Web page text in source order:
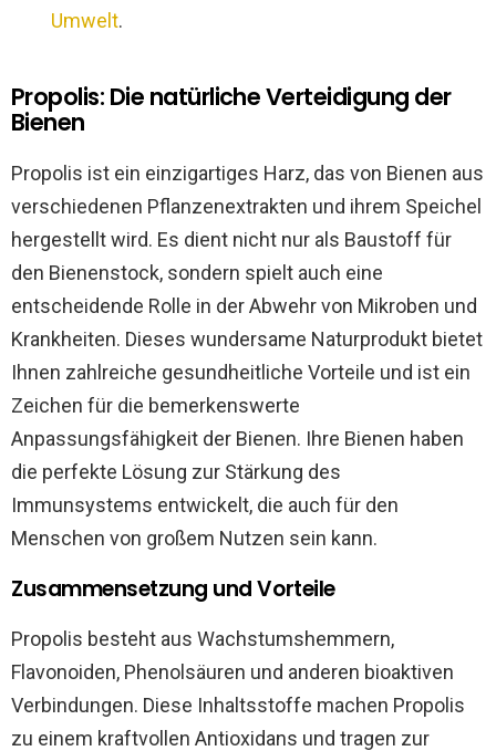
Umwelt.
Propolis: Die natürliche Verteidigung der
Bienen
Propolis ist ein einzigartiges Harz, das von Bienen aus
verschiedenen Pflanzenextrakten und ihrem Speichel
hergestellt wird. Es dient nicht nur als Baustoff für
den Bienenstock, sondern spielt auch eine
entscheidende Rolle in der Abwehr von Mikroben und
Krankheiten. Dieses wundersame Naturprodukt bietet
Ihnen zahlreiche gesundheitliche Vorteile und ist ein
Zeichen für die bemerkenswerte
Anpassungsfähigkeit der Bienen. Ihre Bienen haben
die perfekte Lösung zur Stärkung des
Immunsystems entwickelt, die auch für den
Menschen von großem Nutzen sein kann.
Zusammensetzung und Vorteile
Propolis besteht aus Wachstumshemmern,
Flavonoiden, Phenolsäuren und anderen bioaktiven
Verbindungen. Diese Inhaltsstoffe machen Propolis
zu einem kraftvollen Antioxidans und tragen zur